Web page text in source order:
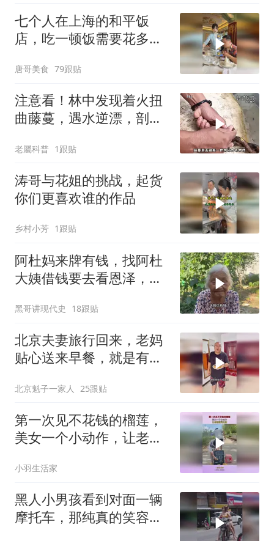
七个人在上海的和平饭
店，吃一顿饭需要花多少
唐哥美食 79跟贴
注意看！林中发现着火扭
曲藤蔓，遇水逆漂，剖开
老屬科普 1跟贴
涛哥与花姐的挑战，起货
你们更喜欢谁的作品
乡村小芳 1跟贴
阿杜妈来牌有钱，找阿杜
大姨借钱要去看恩泽，看
黑哥讲现代史 18跟贴
北京夫妻旅行回来，老妈
贴心送来早餐，就是有点
北京魁子一家人 25跟贴
第一次见不花钱的榴莲，
美女一个小动作，让老板
小羽生活家
黑人小男孩看到对面一辆
摩托车，那纯真的笑容亮